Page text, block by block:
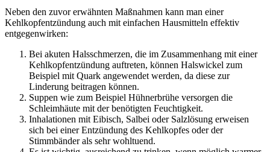
Neben den zuvor erwähnten Maßnahmen kann man einer
Kehlkopfentzündung auch mit einfachen Hausmitteln effektiv
entgegenwirken:
Bei akuten Halsschmerzen, die im Zusammenhang mit einer
Kehlkopfentzündung auftreten, können Halswickel zum
Beispiel mit Quark angewendet werden, da diese zur
Linderung beitragen können.
Suppen wie zum Beispiel Hühnerbrühe versorgen die
Schleimhäute mit der benötigten Feuchtigkeit.
Inhalationen mit Eibisch, Salbei oder Salzlösung erweisen
sich bei einer Entzündung des Kehlkopfes oder der
Stimmbänder als sehr wohltuend.